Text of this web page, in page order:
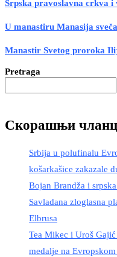
Srpska pravoslavna crkva i
U manastiru Manasija
Manastir Svetog proroka
Pretraga
Скорашњи
Srbija u polufinalu
košarkašice zakazale
Bojan Brandža i
Savladana zloglasna
Elbrusa
Tea Mikec i Uroš
medalje na